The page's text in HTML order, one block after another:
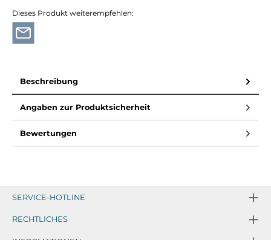
Dieses Produkt weiterempfehlen:
Beschreibung
Angaben zur Produktsicherheit
Bewertungen
SERVICE-HOTLINE
RECHTLICHES